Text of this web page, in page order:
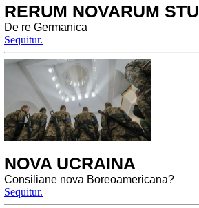
RERUM NOVARUM
De re Germanica
Sequitur.
NOVA UCRAINA
Consiliane nova Boreoamericana?
Sequitur.